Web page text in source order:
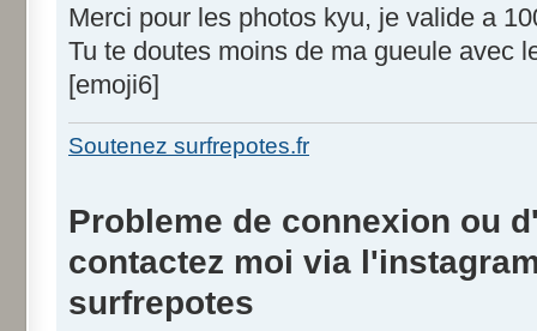
Merci pour les photos kyu, je valide a
Tu te doutes moins de ma gueule avec
[emoji6]
Soutenez surfrepotes.fr
Probleme de connexion ou
contactez moi via
surfrepotes